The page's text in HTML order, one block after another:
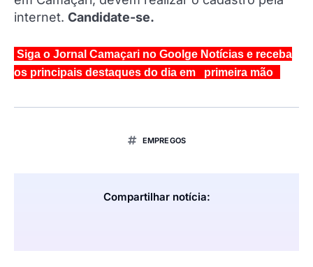
internet. Candidate-se.
Siga o Jornal Camaçari no Goolge Notícias e receba
os principais destaques do dia em primeira mão
EMPREGOS
Compartilhar notícia: